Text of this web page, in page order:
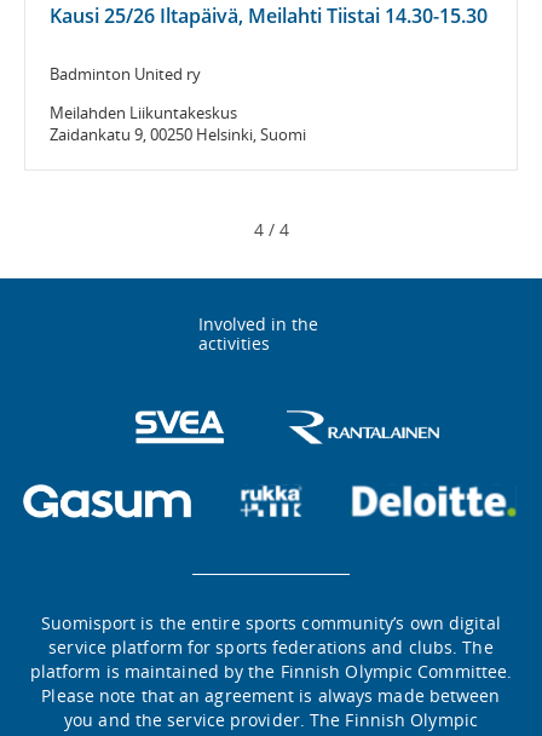
Kausi 25/26 Iltapäivä, Meilahti Tiistai 14.30-15.30
Badminton United ry
Meilahden Liikuntakeskus
Zaidankatu 9, 00250 Helsinki, Suomi
4/ 4
Involved in the
activities
Suomisport is the entire sports community’s own digital
service platform for sports federations and clubs. The
platform is maintained by the Finnish Olympic Committee.
Please note that an agreement is always made between
you and the service provider. The Finnish Olympic